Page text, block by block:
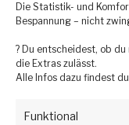
Die Statistik- und
Bespannung – nicht
? Du entscheidest, ob
die Extras zulässt.
Alle Infos dazu findest
Funktional